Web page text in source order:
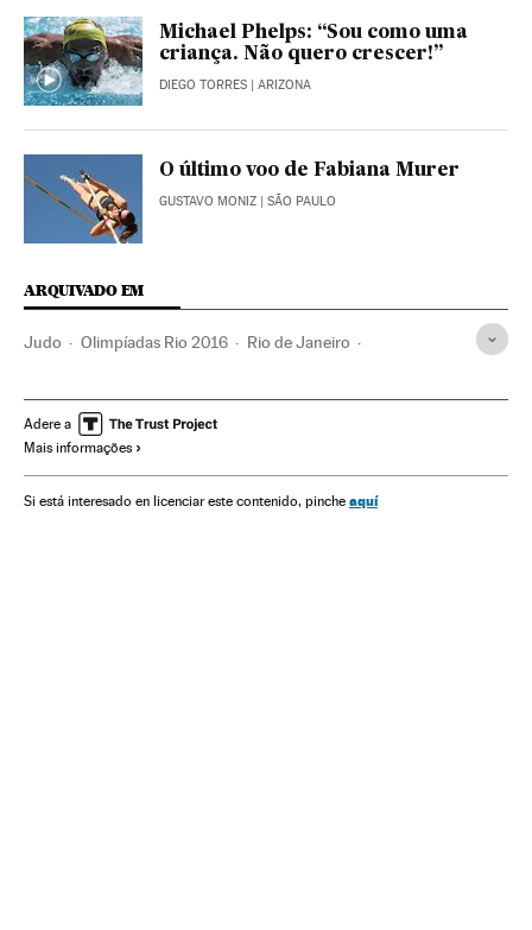
Michael Phelps: “Sou como uma
criança. Não quero crescer!”
DIEGO TORRES | ARIZONA
O último voo de Fabiana Murer
GUSTAVO MONIZ | SÃO PAULO
ARQUIVADO EM
Judo Olimpíadas Rio 2016 Rio de Janeiro
Artes marciais Futebol feminino
Jogos Olímpicos
Competições América do Sul América Latina
Adere a
Mais informações
Si está interesado en licenciar este contenido, pinche aquí